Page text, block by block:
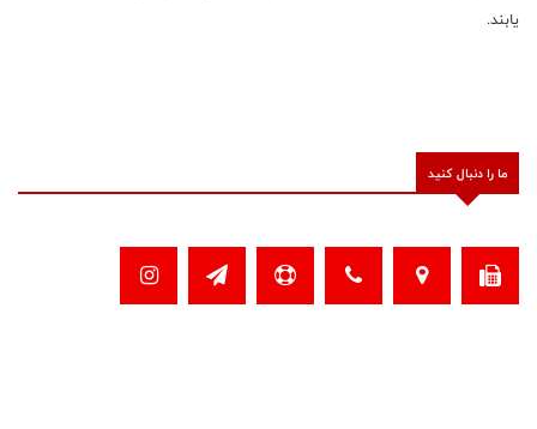
یابند.
ما را دنبال کنید